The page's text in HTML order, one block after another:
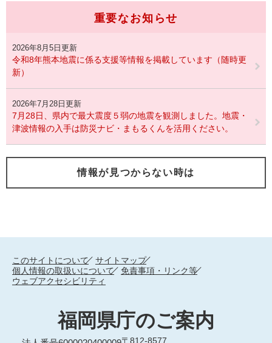
重要なお知らせ
2026年8月5日更新
令和8年熊本地震に係る支援等情報を掲載しています（随時更
新）
2026年7月28日更新
7月28日、県内で最大震度５弱の地震を観測しました。地震・
津波情報の入手は防災ナビ・まもるくんを活用ください。
情報が見つからない時は
このサイトについて
サイトマップ
個人情報の取扱いについて
免責事項・リンク等
ウェブアクセシビリティ
福岡県庁のご案内
〒812-8577